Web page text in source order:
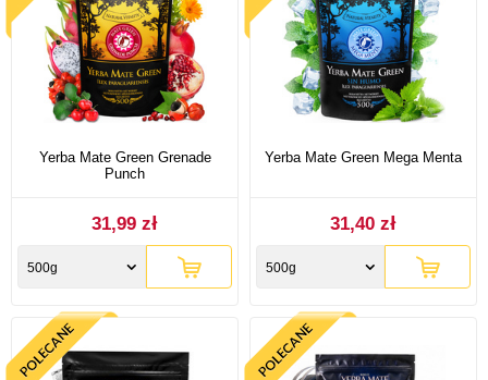
Yerba Mate Green Grenade
Punch
31,99 zł
500g
Yerba Mate Green Mega Menta
31,40 zł
500g